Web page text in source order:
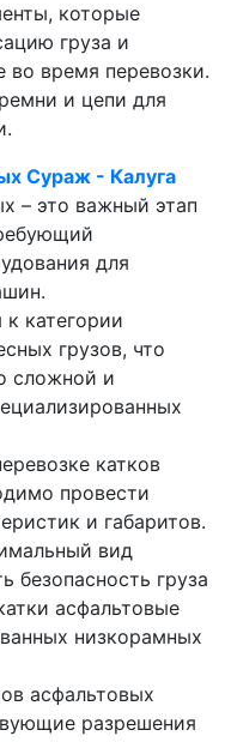
которые
груза и
время перевозки.
и цепи для
Сураж - Калуга
– это важный этап
для
категории
грузов, что
сложной и
катков
провести
и габаритов.
вид
безопасность груза
асфальтовые
низкорамных
асфальтовых
разрешения